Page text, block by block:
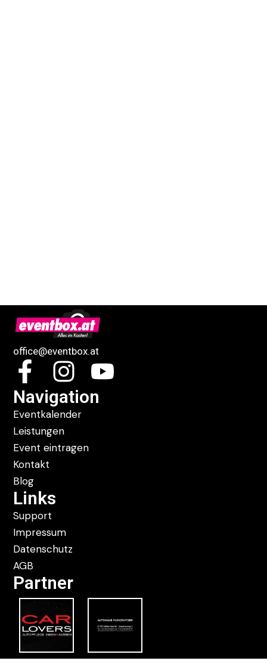
office@eventbox.at
Navigation
Eventkalender
Leistungen
Event eintragen
Kontakt
Blog
Links
Support
Impressum
Datenschutz
AGB
Partner